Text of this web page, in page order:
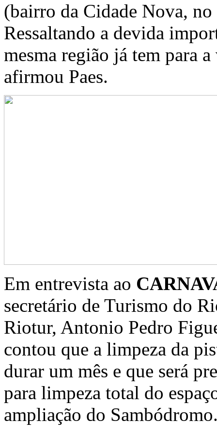
(bairro da Cidade Nova,
Ressaltando a devida
mesma região já tem para
afirmou Paes.
Em entrevista ao
secretário de Turismo do
Riotur, Antonio Pedro
contou que a limpeza da
durar um mês e que será
para limpeza total do
ampliação do